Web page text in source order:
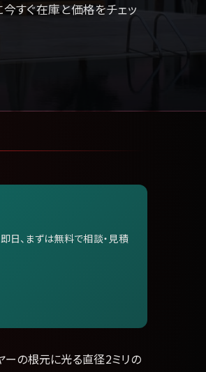
すぐ在庫と価格をチェッ
日、まずは無料で相談・見積
ーの根元に光る直径2ミリの